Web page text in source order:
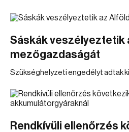
Sáskák veszélyeztetik
mezőgazdaságát
Szükséghelyzeti engedélyt adtak
Rendkívüli ellenőrzés